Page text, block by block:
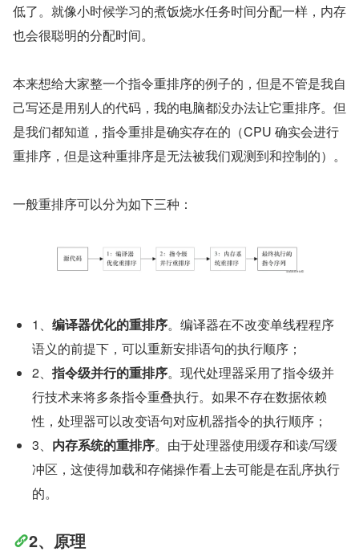
低了。就像小时候学习的煮饭烧水任务时间分配一样，内存
也会很聪明的分配时间。
本来想给大家整一个指令重排序的例子的，但是不管是我自
己写还是用别人的代码，我的电脑都没办法让它重排序。但
是我们都知道，指令重排是确实存在的（CPU 确实会进行
重排序，但是这种重排序是无法被我们观测到和控制的）。
一般重排序可以分为如下三种：
1、 编译器优化的重排序。编译器在不改变单线程程序
语义的前提下，可以重新安排语句的执行顺序；
2、 指令级并行的重排序。现代处理器采用了指令级并
行技术来将多条指令重叠执行。如果不存在数据依赖
性，处理器可以改变语句对应机器指令的执行顺序；
3、 内存系统的重排序。由于处理器使用缓存和读/写缓
冲区，这使得加载和存储操作看上去可能是在乱序执行
的。
2、原理